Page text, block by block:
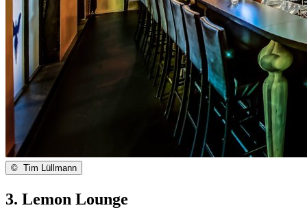
© Tim Lüllmann
3. Lemon Lounge